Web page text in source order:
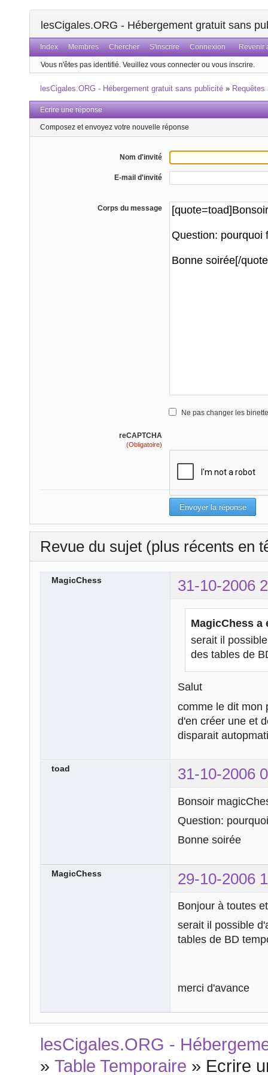
lesCigales.ORG - Hébergement gratuit sans
Index Membres Chercher S'inscrire Connexion Revenir
Vous n'êtes pas identifié. Veuillez vous connecter ou vous inscrire.
lesCigales.ORG - Hébergement gratuit sans publicité » Requêtes
Ecrire une réponse
Composez et envoyez votre nouvelle réponse
Nom d'invité
E-mail d'invité
Corps du message
Ne pas changer les
reCAPTCHA
(Obligatoire)
Revue du sujet (plus récents en
MagicChess 31-10-2006
MagicChess a
serait il
des tables de
Salut
comme le dit mon
d'en créer une et
disparait
toad 31-10-2006
Bonsoir
Question:
Bonne soirée
MagicChess 29-10-2006
Bonjour à toutes
serait il possible
tables de BD
merci d'avance
lesCigales.ORG -
»Table Temporaire » Ecrire